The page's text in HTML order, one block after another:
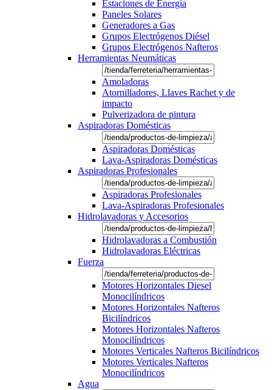
Estaciones de Energía
Paneles Solares
Generadores a Gas
Grupos Electrógenos Diésel
Grupos Electrógenos Nafteros
Herramientas Neumáticas
Amoladoras
Atornilladores, Llaves Rachet y de
impacto
Pulverizadora de pintura
Aspiradoras Domésticas
Aspiradoras Domésticas
Lava-Aspiradoras Domésticas
Aspiradoras Profesionales
Aspiradoras Profesionales
Lava-Aspiradoras Profesionales
Hidrolavadoras y Accesorios
Hidrolavadoras a Combustión
Hidrolavadoras Eléctricas
Fuerza
Motores Horizontales Diesel
Monocilíndricos
Motores Horizontales Nafteros
Bicilíndricos
Motores Horizontales Nafteros
Monocilíndricos
Motores Verticales Nafteros Bicilíndricos
Motores Verticales Nafteros
Monocilíndricos
Agua